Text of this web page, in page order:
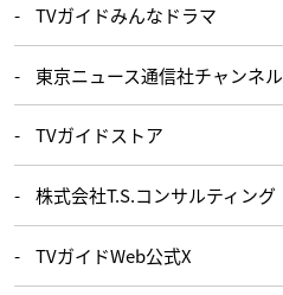
TVガイドみんなドラマ
東京ニュース通信社チャンネル
TVガイドストア
株式会社T.S.コンサルティング
TVガイドWeb公式X